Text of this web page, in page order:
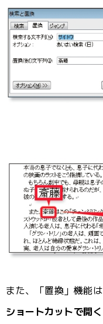
また、「置換」機能は
ショートカットで開く